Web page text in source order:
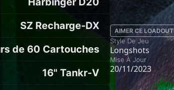
SZ Recharge-DX
de 60 Cartouches
16" Tankr-V
AIMER CE LOADOUT
Style De Jeu
Longshots
Mise À Jour
20/11/2023